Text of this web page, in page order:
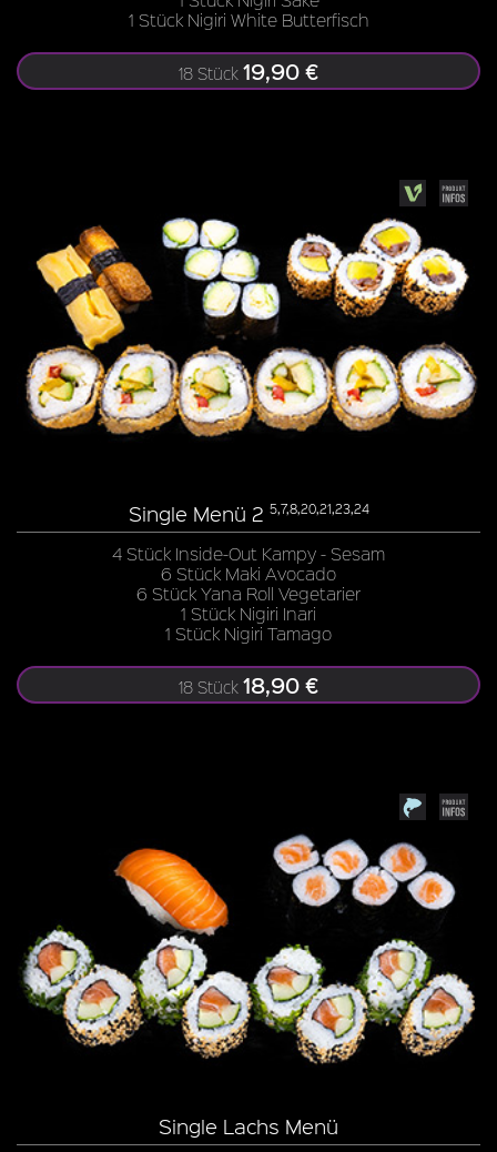
1 Stück Nigiri White Butterfisch
18 Stück 19,90 €
Single Menü 2 5,7,8,20,21,23,24
4 Stück Inside-Out Kampy - Sesam
6 Stück Maki Avocado
6 Stück Yana Roll Vegetarier
1 Stück Nigiri Inari
1 Stück Nigiri Tamago
18 Stück 18,90 €
Single Lachs Menü